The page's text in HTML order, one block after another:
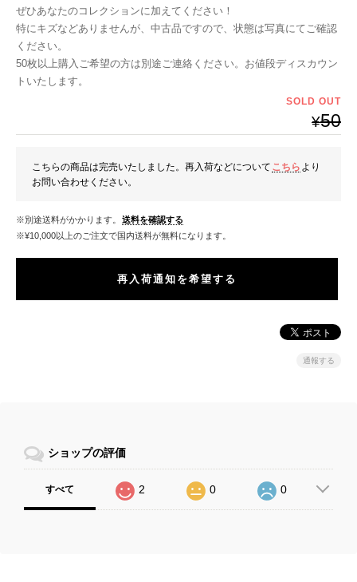
ぜひあなたのコレクションに加えてください！
特にキズなどありませんが、中古品ですので、状態は写真にてご確認
ください。
50枚以上購入ご希望の方は別途ご連絡ください。お値段ディスカウン
トいたします。
SOLD OUT
¥50
こちらの商品は完売いたしました。再入荷などについて こちら より
お問い合わせください。
※別途送料がかかります。 送料を確認する
※¥10,000以上のご注文で国内送料が無料になります。
再入荷通知を希望する
通報する
ショップの評価
すべて 2 0 0